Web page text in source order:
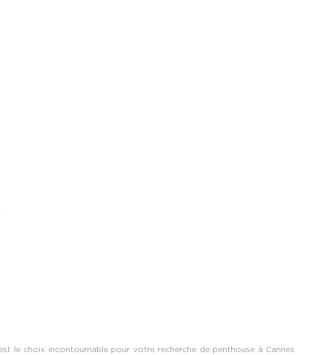
le choix incontournable pour votre recherche de penthouse à Cannes